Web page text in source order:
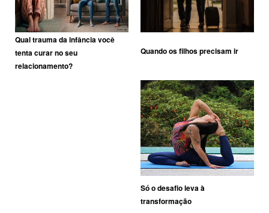
Qual trauma da infância você
tenta curar no seu
relacionamento?
Quando os filhos precisam ir
Só o desafio leva à
transformação